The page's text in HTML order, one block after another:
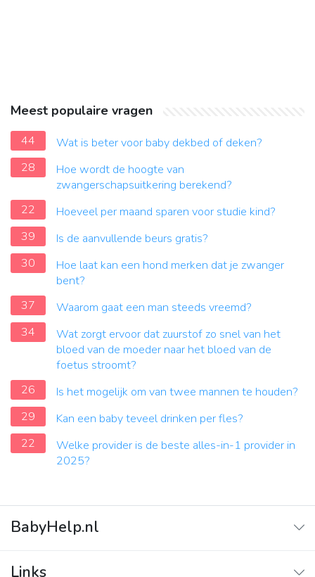
Meest populaire vragen
44
Wat is beter voor baby dekbed of deken?
28
Hoe wordt de hoogte van
zwangerschapsuitkering berekend?
22
Hoeveel per maand sparen voor studie kind?
39
Is de aanvullende beurs gratis?
30
Hoe laat kan een hond merken dat je zwanger
bent?
37
Waarom gaat een man steeds vreemd?
34
Wat zorgt ervoor dat zuurstof zo snel van het
bloed van de moeder naar het bloed van de
foetus stroomt?
26
Is het mogelijk om van twee mannen te houden?
29
Kan een baby teveel drinken per fles?
22
Welke provider is de beste alles-in-1 provider in
2025?
BabyHelp.nl
Links